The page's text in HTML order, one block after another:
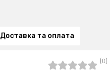
Доставка та оплата
(0)